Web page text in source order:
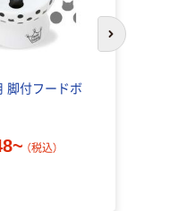
脚付フードボ
（税込）
次のスライド